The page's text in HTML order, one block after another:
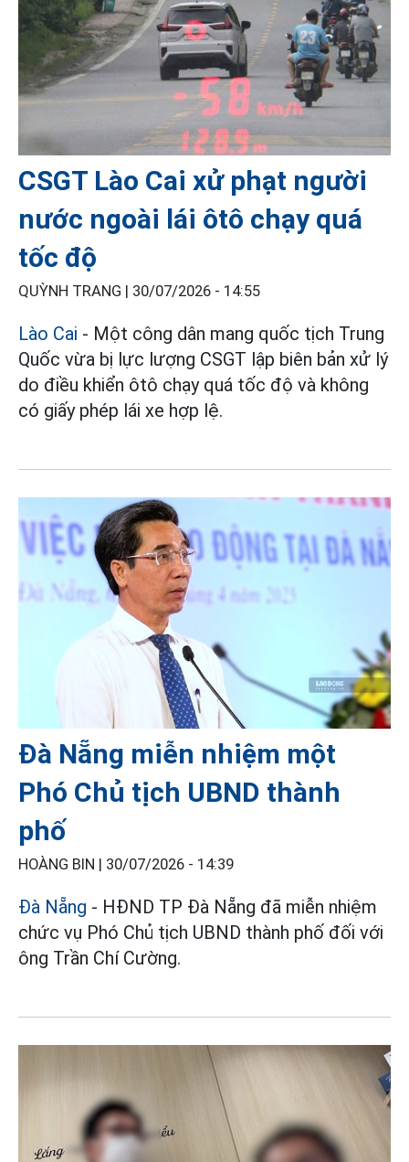
CSGT Lào Cai xử phạt người
nước ngoài lái ôtô chạy quá
tốc độ
QUỲNH TRANG | 30/07/2026 - 14:55
Lào Cai - Một công dân mang quốc tịch Trung
Quốc vừa bị lực lượng CSGT lập biên bản xử lý
do điều khiển ôtô chạy quá tốc độ và không
có giấy phép lái xe hợp lệ.
Đà Nẵng miễn nhiệm một
Phó Chủ tịch UBND thành
phố
HOÀNG BIN | 30/07/2026 - 14:39
Đà Nẵng - HĐND TP Đà Nẵng đã miễn nhiệm
chức vụ Phó Chủ tịch UBND thành phố đối với
ông Trần Chí Cường.